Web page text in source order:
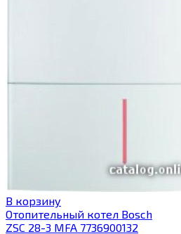
В корзину
Отопительный котел Bosch
ZSC 28-3 MFA 7736900132